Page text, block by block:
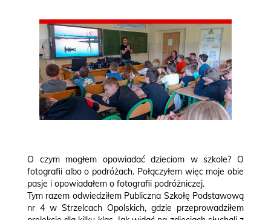
O czym mogłem opowiadać dzieciom w szkole? O
fotografii albo o podróżach. Połączyłem więc moje obie
pasje i opowiadałem o fotografii podróżniczej.
Tym razem odwiedziłem Publiczna Szkołę Podstawową
nr 4 w Strzelcach Opolskich, gdzie przeprowadziłem